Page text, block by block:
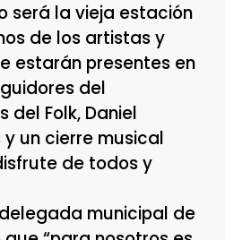
será la vieja estación
de los artistas y
estarán presentes en
del
del Folk, Daniel
un cierre musical
de todos y
municipal de